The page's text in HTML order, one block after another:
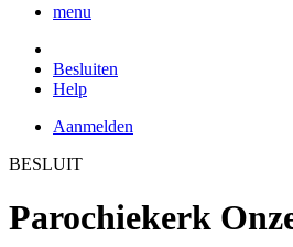
menu
Besluiten
Help
Aanmelden
BESLUIT
Parochiekerk